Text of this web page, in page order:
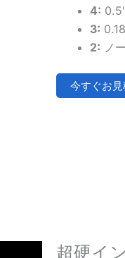
4:
3:
2: ノ
今すぐお
超硬イ